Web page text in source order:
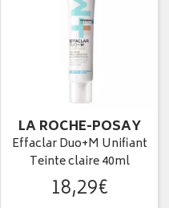
LA ROCHE-POSAY
Effaclar Duo+M Unifiant
Teinte claire 40ml
18,29€